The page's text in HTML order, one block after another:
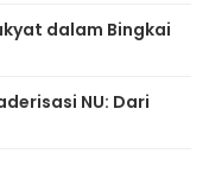
dalam Bingkai
NU: Dari